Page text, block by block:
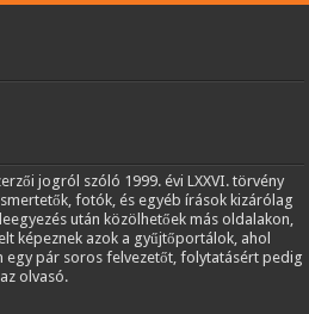
jogról szóló 1999. évi LXXVI. törvény
fotók, és egyéb írások kizárólag
után közölhetőek más oldalakon,
képeznek azok a gyűjtőportálok, ahol
egy pár soros felvezetőt, folytatásért pedig
olvasó.